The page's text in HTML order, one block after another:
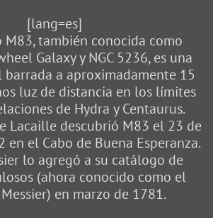
[lang=es]
M83, también conocida como
Galaxy y NGC 5236, es una
barrada a aproximadamente 15
luz de distancia en los límites
de Hydra y Centaurus.
Lacaille descubrió M83 el 23 de
en el Cabo de Buena Esperanza.
lo agregó a su catálogo de
(ahora conocido como el
en marzo de 1781.